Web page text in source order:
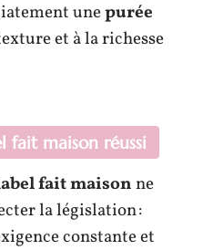
unepurée
et à la richesse
fait maison réussi
fait maisonne
la législation :
constante et